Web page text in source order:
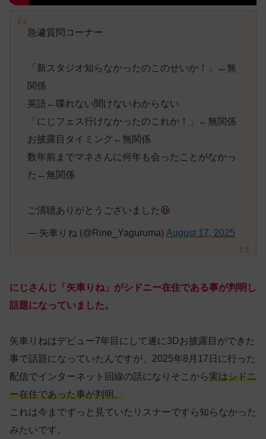
急遽質問コーナー
「新スタジオ知らなかったのこのせいか！」←無
関係
英語←喋れない聞けないわからない
「にじフェス行けなかったのこれか！」←無関係
お披露目タイミング←無関係
数年前までマネさんに何年も会ったことがなかっ
た←無関係
ご清聴ありがとうございました😆
— 矢車りね (@Rine_Yaguruma) August 17, 2025
にじさんじ「矢車りね」がシドニー在住である事が判明し
話題になっていました。
矢車りねはデビュー7年目にして遂に3Dお披露目ができた
事で話題になっていたんですが、2025年8月17日に行った
配信でインターネット回線の話になりそこから実はシドニ
ー在住であった事が判明。
これは今までずっと見ていたリスナーですら知らなかった
みたいです。